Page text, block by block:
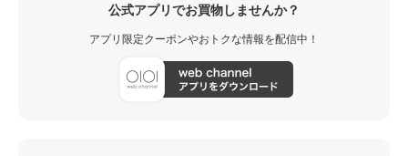
公式アプリでお買物しませんか？
アプリ限定クーポンやおトクな情報を配信中！